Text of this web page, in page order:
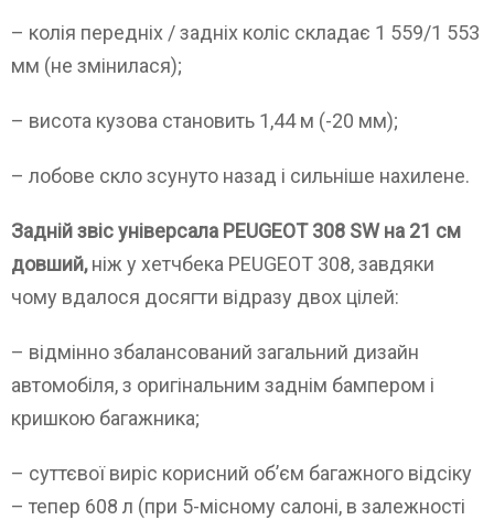
– колія передніх / задніх коліс складає 1 559/1 553
мм (не змінилася);
– висота кузова становить 1,44 м (-20 мм);
– лобове скло зсунуто назад і сильніше нахилене.
Задній звіс універсала PEUGEOT 308 SW на 21 см
довший,ніж у хетчбека PEUGEOT 308, завдяки
чому вдалося досягти відразу двох цілей:
– відмінно збалансований загальний дизайн
автомобіля, з оригінальним заднім бампером і
кришкою багажника;
– суттєвої виріс корисний об’єм багажного відсіку
– тепер 608 л (при 5-місному салоні, в залежності